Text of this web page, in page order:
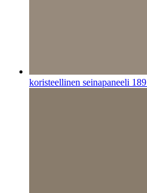
koristeellinen seinapaneeli 189